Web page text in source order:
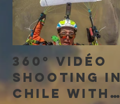
360° vidéo
shooting in
Chile with